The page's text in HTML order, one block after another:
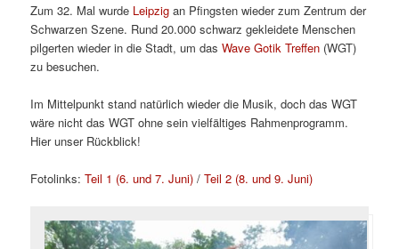
Zum 32. Mal wurde Leipzig an Pfingsten wieder zum Zentrum der
Schwarzen Szene. Rund 20.000 schwarz gekleidete Menschen
pilgerten wieder in die Stadt, um dasWave Gotik Treffen (WGT)
zu besuchen.
Im Mittelpunkt stand natürlich wieder die Musik, doch das WGT
wäre nicht das WGT ohne sein vielfältiges Rahmenprogramm.
Hier unser Rückblick!
Fotolinks:Teil 1 (6. und 7. Juni) /Teil 2 (8. und 9. Juni)